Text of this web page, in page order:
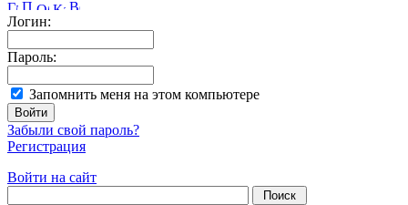
Логин:
Пароль:
Запомнить меня на этом компьютере
Забыли свой пароль?
Регистрация
Войти на сайт